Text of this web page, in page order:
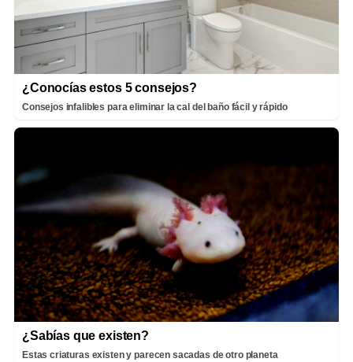
¿Conocías estos 5 consejos?
Consejos infalibles para eliminar la cal del baño fácil y rápido
¿Sabías que existen?
Estas criaturas existen y parecen sacadas de otro planeta